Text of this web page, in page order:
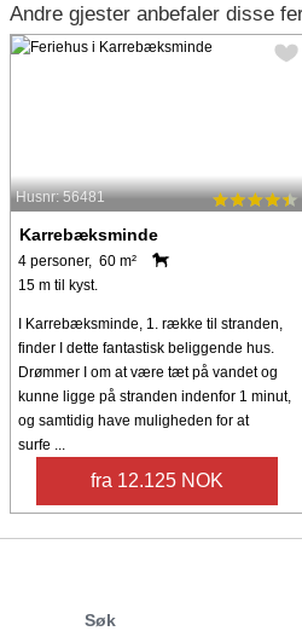
Andre gjester anbefaler disse
Husnr: 56481
Karrebæksminde
4 personer, 60 m²
15 m til kyst.
I Karrebæksminde, 1. række til stranden,
finder I dette fantastisk beliggende hus.
Drømmer I om at være tæt på vandet og
kunne ligge på stranden indenfor 1 minut,
og samtidig have muligheden for at
surfe ...
fra 12.125 NOK
Søk